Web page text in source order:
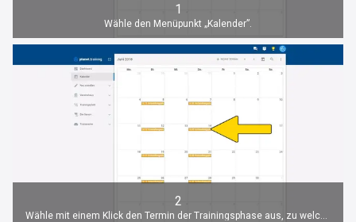
1
Wähle den Menüpunkt „Kalender”.
2
Wähle mit einem Klick den Termin der Trainingsphase aus, zu welchem sich Änderungen in der Trainingsphase ergeben.